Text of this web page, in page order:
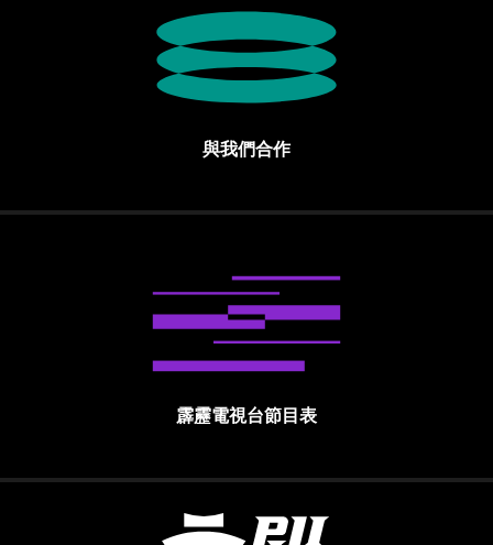
與我們合作
霹靂電視台節目表
霹靂國際多媒體股份有限公司 PILI